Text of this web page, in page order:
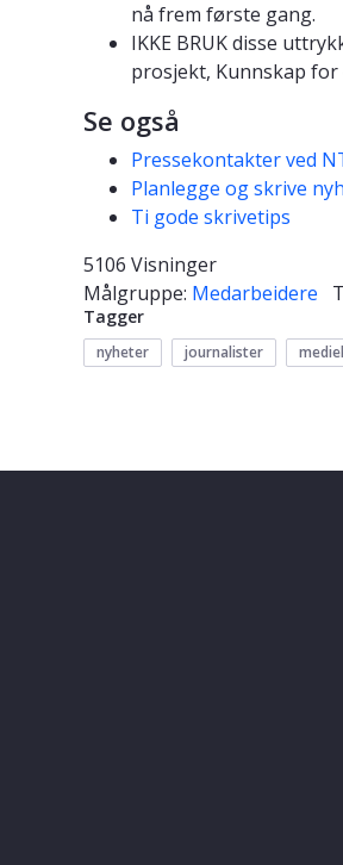
nå frem første gang.
IKKE BRUK disse
prosjekt, Kunnskap
Se også
Pressekontakter ved
Planlegge og skrive
Ti gode skrivetips
5106 Visninger
Målgruppe: Medarbeidere
Tagger
nyheter journalister